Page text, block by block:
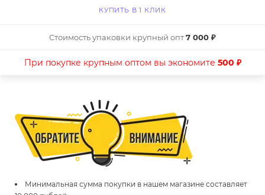
КУПИТЬ В 1 КЛИК
Стоимость упаковки крупный опт7 000 ₽
При покупке крупным оптом вы экономите 500 ₽
Минимальная сумма покупки в нашем магазине составляет